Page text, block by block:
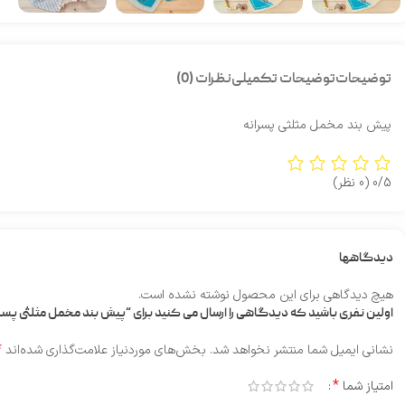
توضیحاتتوضیحات تکمیلینظرات (0)
پیش بند مخمل مثلثی پسرانه
0/5 (0 نظر)
دیدگاهها
هیچ دیدگاهی برای این محصول نوشته نشده است.
اولین نفری باشید که دیدگاهی را ارسال می کنید برای “پیش بند مخمل مثلثی
نشانی ایمیل شما منتشر نخواهد شد. بخش‌های موردنیاز علامت‌گذاری شده‌اند
امتیاز شما *